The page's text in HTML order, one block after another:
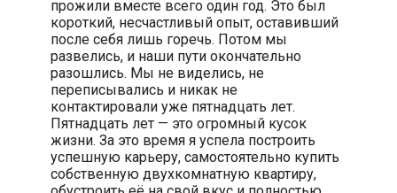
прожили вместе всего один год. Это был
короткий, несчастливый опыт, оставивший
после себя лишь горечь. Потом мы
развелись, и наши пути окончательно
разошлись. Мы не виделись, не
переписывались и никак не
контактировали уже пятнадцать лет.
Пятнадцать лет — это огромный кусок
жизни. За это время я успела построить
успешную карьеру, самостоятельно купить
собственную двухкомнатную квартиру,